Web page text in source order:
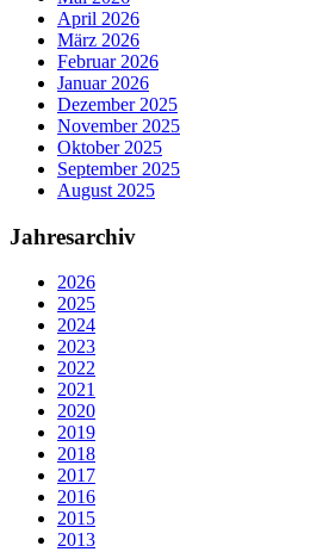
April 2026
März 2026
Februar 2026
Januar 2026
Dezember 2025
November 2025
Oktober 2025
September 2025
August 2025
Jahresarchiv
2026
2025
2024
2023
2022
2021
2020
2019
2018
2017
2016
2015
2013